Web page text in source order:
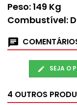
Peso: 149 Kg
Combustível:
SEJA O
4 OUTROS